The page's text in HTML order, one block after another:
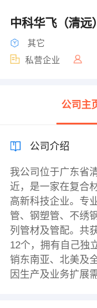
中科华飞（清远
其它
私营企业
公司主
公司介绍
我公司位于广东省
近，是一家在复合
高新科技企业。专
管、钢塑管、不绣
列管材及管配。共
12个，拥有自己独
销东南亚、北美及
因生产及业务扩展